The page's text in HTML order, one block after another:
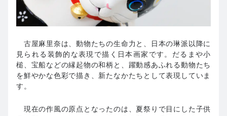
古屋麻里奈は、動物たちの生命力と、日本の琳派以降に
見られる装飾的な表現で描く日本画家です。だるまや小
槌、宝船などの縁起物の和柄と、躍動感あふれる動物たち
を鮮やかな色彩で描き、新たなかたちとして表現していま
す。
現在の作風の原点となったのは、夏祭りで目にした子供